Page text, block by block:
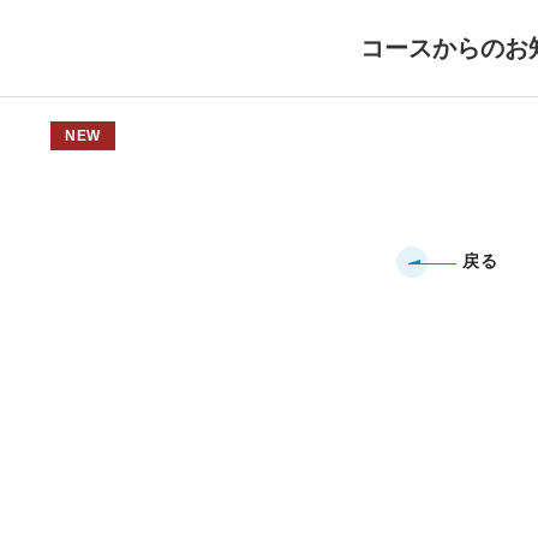
コースからのお
NEW
戻る